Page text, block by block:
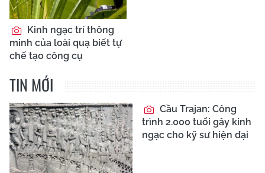
Kinh ngạc trí thông
minh của loài quạ biết tự
chế tạo công cụ
TIN MỚI
Cầu Trajan: Công
trình 2.000 tuổi gây kinh
ngạc cho kỹ sư hiện đại